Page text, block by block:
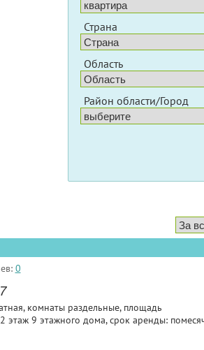
Страна
Область
Район области/Город
0
комнаты раздельные, площадь
этаж 9 этажного дома, срок аренды: